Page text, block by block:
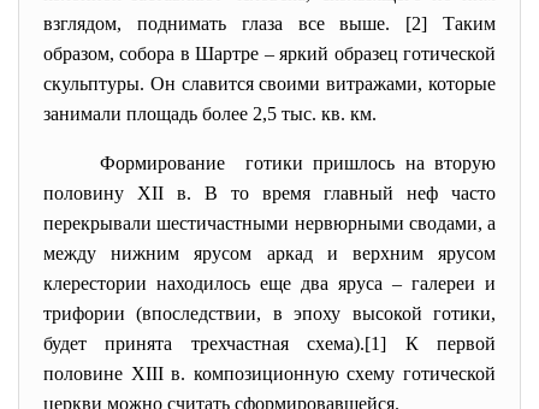
взглядом, поднимать глаза все выше. [2] Таким
образом, собора в Шартре – яркий образец готической
скульптуры. Он славится своими витражами, которые
занимали площадь более 2,5 тыс. кв. км.
Формирование готики пришлось на вторую
половину XII в. В то время главный неф часто
перекрывали шестичастными нервюрными сводами, а
между нижним ярусом аркад и верхним ярусом
клерестории находилось еще два яруса – галереи и
трифории (впоследствии, в эпоху высокой готики,
будет принята трехчастная схема).[1] К первой
половине XIII в. композиционную схему готической
церкви можно считать сформировавшейся.